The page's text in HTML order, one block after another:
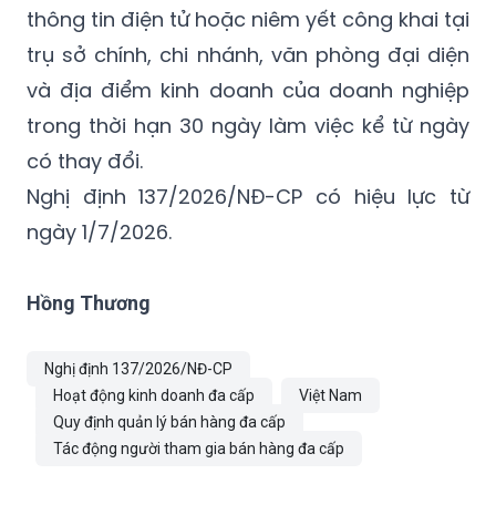
thông tin điện tử hoặc niêm yết công khai tại
trụ sở chính, chi nhánh, văn phòng đại diện
và địa điểm kinh doanh của doanh nghiệp
trong thời hạn 30 ngày làm việc kể từ ngày
có thay đổi.
Nghị định137/2026/NĐ-CP có hiệu lực từ
ngày 1/7/2026.
Hồng Thương
Nghị định 137/2026/NĐ-CP
Hoạt động kinh doanh đa cấp
Việt Nam
Quy định quản lý bán hàng đa cấp
Tác động người tham gia bán hàng đa cấp